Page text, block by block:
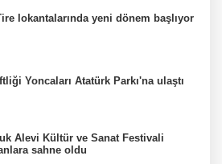
lokantalarında yeni dönem başlıyor
Yoncaları Atatürk Parkı'na ulaştı
Alevi Kültür ve Sanat Festivali
sahne oldu